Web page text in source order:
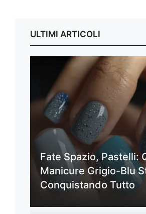
ULTIMI ARTICOLI
Fate Spazio, Pastelli:
Manicure Grigio-Blu
Conquistando Tutto